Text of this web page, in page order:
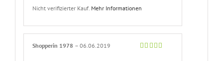
Nicht verifizierter Kauf. Mehr Informationen
Shopperin 1978 – 06.06.2019